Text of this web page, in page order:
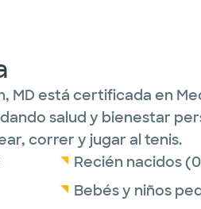
MD está certificada en
salud y bienestar
correr y jugar al tenis.
Recién nacidos
Bebés y niños